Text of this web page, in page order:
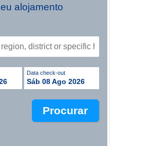
alojamento
Data check-out
Sáb 08 Ago 2026